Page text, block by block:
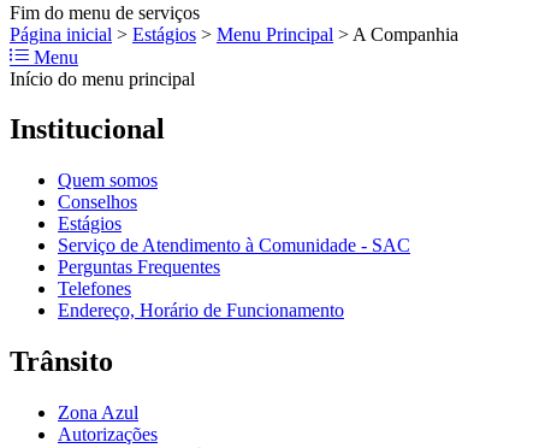
Fim do menu de serviços
Página inicial > Estágios > Menu Principal > A Companhia
Menu
Início do menu principal
Institucional
Quem somos
Conselhos
Estágios
Serviço de Atendimento à Comunidade - SAC
Perguntas Frequentes
Telefones
Endereço, Horário de Funcionamento
Trânsito
Zona Azul
Autorizações